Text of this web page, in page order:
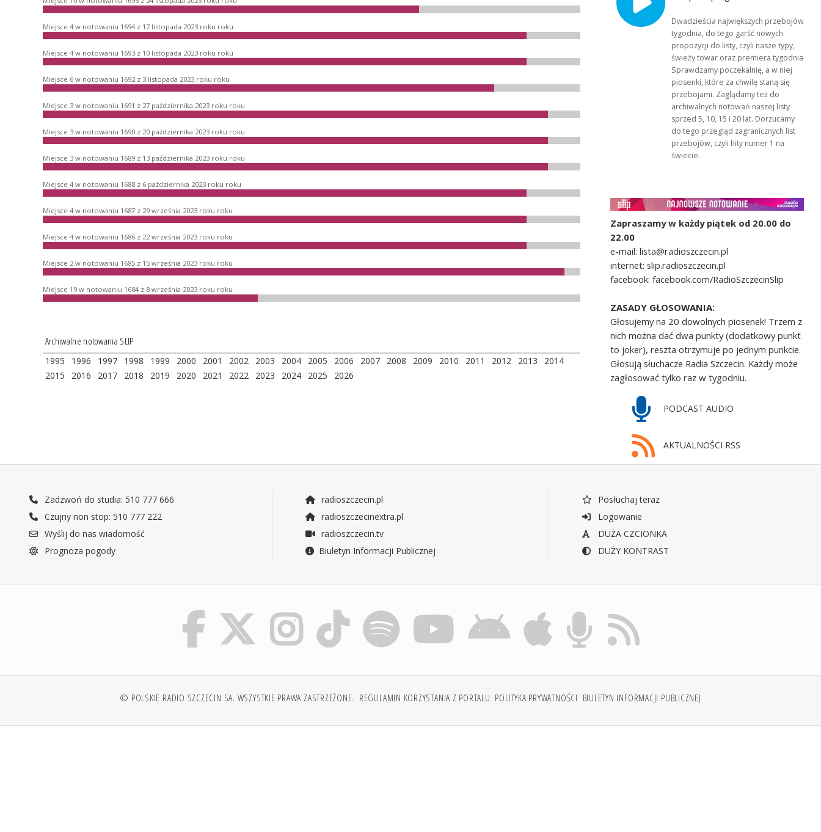
Miejsce 4 w notowaniu 1694 z 17 listopada 2023 roku roku
Miejsce 4 w notowaniu 1693 z 10 listopada 2023 roku roku
Miejsce 6 w notowaniu 1692 z 3 listopada 2023 roku roku
Miejsce 3 w notowaniu 1691 z 27 października 2023 roku roku
Miejsce 3 w notowaniu 1690 z 20 października 2023 roku roku
Miejsce 3 w notowaniu 1689 z 13 października 2023 roku roku
Miejsce 4 w notowaniu 1688 z 6 października 2023 roku roku
Miejsce 4 w notowaniu 1687 z 29 września 2023 roku roku
Miejsce 4 w notowaniu 1686 z 22 września 2023 roku roku
Miejsce 2 w notowaniu 1685 z 15 września 2023 roku roku
Miejsce 19 w notowaniu 1684 z 8 września 2023 roku roku
Archiwalne notowania SLIP
1995 1996 1997 1998 1999 2000 2001 2002 2003 2004 2005 2006 2007 2008 2009 2010 2011 2012 2013
2014
2015
2016 2017 2018 2019 2020 2021 2022 2023 2024 2025 2026
Dwadzieścia największych przebojów
tygodnia, do tego garść nowych
propozycji do listy, czyli nasze typy,
świeży towar oraz premiera tygodnia!
Sprawdzamy poczekalnię, a w niej
piosenki, które za chwilę staną się
przebojami. Zaglądamy też do
archiwalnych notowań naszej listy
sprzed 5, 10, 15 i 20 lat. Dorzucamy
do tego przegląd zagranicznych list
przebojów, czyli hity numer 1 na
świecie.
Zapraszamy w każdy piątek od 20.00 do
22.00
e-mail: lista@radioszczecin.pl
internet: slip.radioszczecin.pl
facebook: facebook.com/RadioSzczecinSlip
ZASADY GŁOSOWANIA:
Głosujemy na 20 dowolnych piosenek! Trzem z
nich można dać dwa punkty (dodatkowy punkt
to joker), reszta otrzymuje po jednym punkcie.
Głosują słuchacze Radia Szczecin. Każdy może
zagłosować tylko raz w tygodniu.
PODCAST AUDIO
AKTUALNOŚCI RSS
Zadzwoń do studia: 510 777 666
Czujny non stop: 510 777 222
Wyślij do nas wiadomość
Prognoza pogody
radioszczecin.pl
radioszczecinextra.pl
radioszczecin.tv
Biuletyn Informacji Publicznej
Posłuchaj teraz
Logowanie
DUŻA CZCIONKA
DUŻY KONTRAST
© POLSKIE RADIO SZCZECIN SA. WSZYSTKIE PRAWA ZASTRZEŻONE. REGULAMIN KORZYSTANIA Z PORTALU POLITYKA PRYWATNOŚCI BIULETYN INFORMACJI PUBLICZNEJ